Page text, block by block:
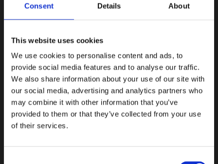
Consent Details About
This website uses cookies
We use cookies to personalise content and ads, to
provide social media features and to analyse our traffic.
We also share information about your use of our site with
our social media, advertising and analytics partners who
may combine it with other information that you’ve
provided to them or that they’ve collected from your use
of their services.